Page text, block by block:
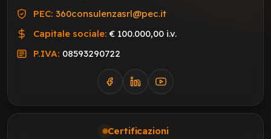
PEC: 360consulenzasrl@pec.it
Capitale sociale: € 100.000,00 i.v.
P.IVA: 08593290722
Certificazioni